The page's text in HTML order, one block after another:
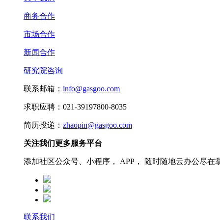
商务合作
市场合作
新闻合作
研究院咨询
联系邮箱： info@gasgoo.com
求职应聘：021-39197800-8035
简历投递： zhaopin@gasgoo.com
关注我们更多服务平台
添加社区公众号、小程序， APP， 随时随地云办公尽在
联系我们